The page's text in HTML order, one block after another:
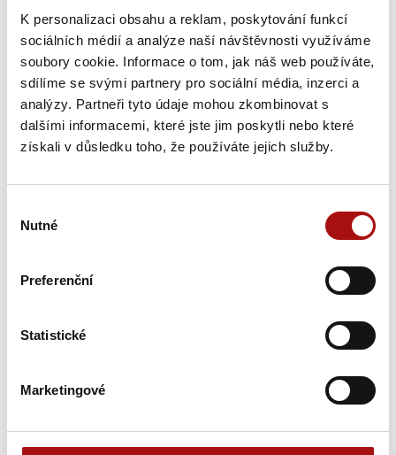
K personalizaci obsahu a reklam, poskytování funkcí
sociálních médií a analýze naší návštěvnosti využíváme
soubory cookie. Informace o tom, jak náš web používáte,
sdílíme se svými partnery pro sociální média, inzerci a
analýzy. Partneři tyto údaje mohou zkombinovat s
dalšími informacemi, které jste jim poskytli nebo které
získali v důsledku toho, že používáte jejich služby.
souhlasu
Nutné
Preferenční
Statistické
Marketingové
Charakteristika:Zlatavé víno s jemnou vůní medu a
kompotovaného ovoce nabízí plnou, harmonickou chuť s
tóny skořice. Dlouhá nasládlá dochuť svědčí o dokonalé
vyzrálosti hroznů. Ty pocházejí z proslulé polešovické trati
Míšky, zmiňované již roku 1454 v listinách velehradských
cisterciáků. Hlinitopísčité půdy s příměsí vápence, bohaté na
novošlechtěnec ze ŠSV Polešovice, zde nachází svůj
medaile Národní soutěž vín – Slovácká podoblast 2025, Zlatá
Obsah kyselin (g/l):
Bezcukerný extrakt (g/l):22,7